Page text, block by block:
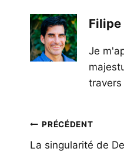
Filipe
Je
Navigation
de
PRÉCÉDENT
La singularité de